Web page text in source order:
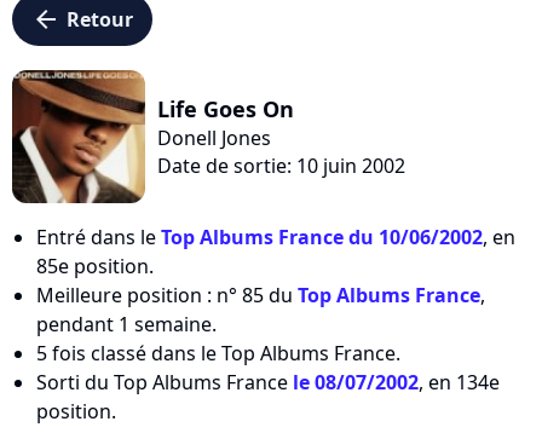
arrow_left Retour
Life Goes On
Donell Jones
Date de sortie: 10 juin 2002
Entré dans leTop Albums France du 10/06/2002, en
85e position.
Meilleure position : n° 85 du Top Albums France,
pendant 1 semaine.
5 fois classé dans le Top Albums France.
Sorti du Top Albums France le 08/07/2002, en 134e
position.